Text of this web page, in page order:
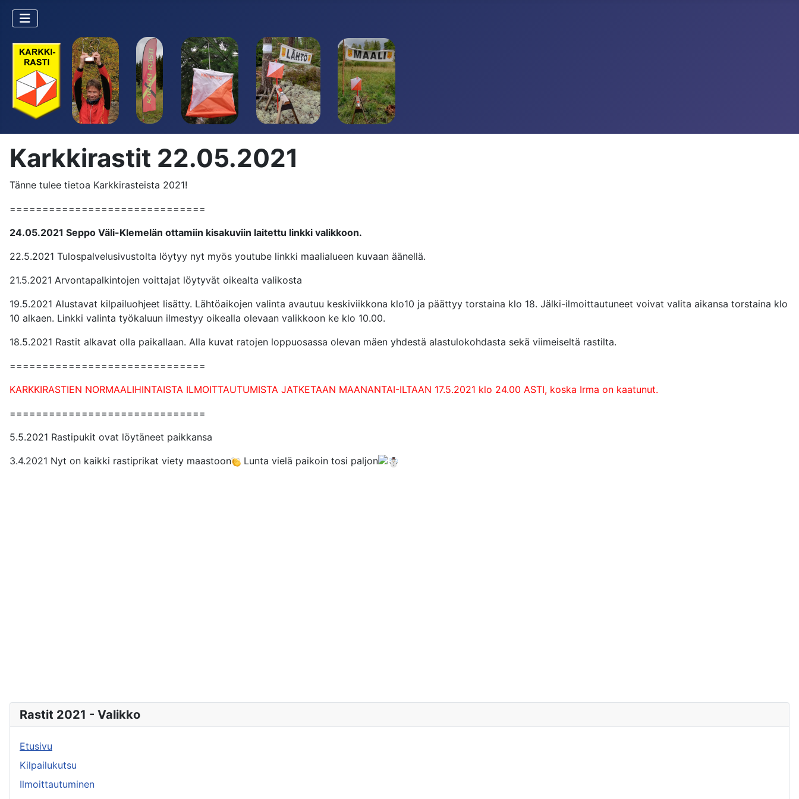
Karkkirastit 22.05.2021
Tänne tulee tietoa Karkkirasteista 2021!
==============================
24.05.2021 Seppo Väli-Klemelän ottamiin kisakuviin laitettu linkki valikkoon.
22.5.2021 Tulospalvelusivustolta löytyy nyt myös youtube linkki maalialueen kuvaan äänellä.
21.5.2021 Arvontapalkintojen voittajat löytyvät oikealta valikosta
19.5.2021 Alustavat kilpailuohjeet lisätty. Lähtöaikojen valinta avautuu keskiviikkona klo10 ja päättyy torstaina klo 18. Jälki-ilmoittautuneet voivat valita aikansa torstaina klo
10 alkaen. Linkki valinta työkaluun ilmestyy oikealla olevaan valikkoon ke klo 10.00.
18.5.2021 Rastit alkavat olla paikallaan. Alla kuvat ratojen loppuosassa olevan mäen yhdestä alastulokohdasta sekä viimeiseltä rastilta.
==============================
KARKKIRASTIEN NORMAALIHINTAISTA ILMOITTAUTUMISTA JATKETAAN MAANANTAI-ILTAAN 17.5.2021 klo 24.00 ASTI, koska Irma on kaatunut.
==============================
5.5.2021 Rastipukit ovat löytäneet paikkansa
3.4.2021 Nyt on kaikki rastiprikat viety maastoon
Lunta vielä paikoin tosi paljon
Rastit 2021 - Valikko
Etusivu
Kilpailukutsu
Ilmoittautuminen